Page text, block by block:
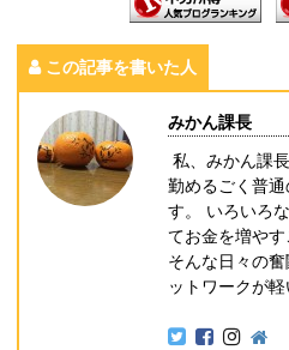
この記事を書いた人
みかん課長
私、みかん課
勤めるごく普
す。 いろいろ
てお金を増やす
そんな日々の
ットワークが軽